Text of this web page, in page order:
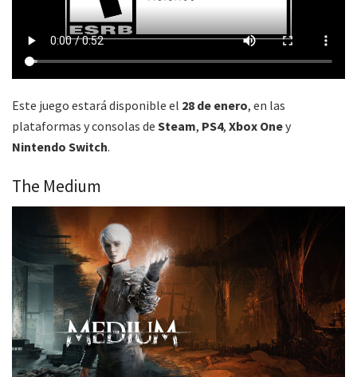
Este juego estará disponible el 28 de enero, en las
plataformas y consolas de Steam, PS4, Xbox Oney
Nintendo Switch.
The Medium